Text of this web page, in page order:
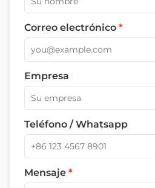
Correo electrónico *
Empresa
Teléfono / Whatsapp
Mensaje *